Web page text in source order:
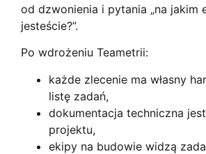
od dzwonienia i pytania „na jakim
jesteście?”.
Po wdrożeniu Teametrii:
każde zlecenie ma własny
listę zadań,
dokumentacja techniczna
projektu,
ekipy na budowie widzą